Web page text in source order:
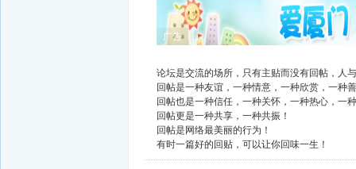
广告
论坛是交流的场所，只有主贴而没有回帖，人
回帖是一种友谊，一种情意，一种欣赏，一种
回帖也是一种信任，一种关怀，一种热心，一
回帖更是一种共享，一种共振！
回帖是网络最美丽的行为！
有时一篇好的回贴，可以让你回味一生！